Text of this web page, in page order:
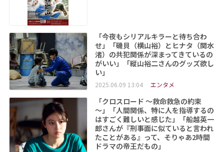
「今夜もシリアルキラーと待ち合わ
せ」「磯貝（横山裕）とヒナタ（関水
渚）の共犯関係が深まってきているの
がいい」「縦山裕二さんのグッズ欲し
い」
2025.06.09 13:04 エンタメ
「クロスロード ～救命救急の約束
～」「人間関係、特に人を指導するの
はすごく難しいと感じた」「船越英一
郎さんが『刑事面に似ていると言われ
たことがある』って、そりゃあ2時間
ドラマの帝王だもの」